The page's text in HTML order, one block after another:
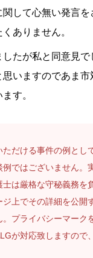
して心無い発言を
ありません。
たが私と同意見で
いますのであま市
す。
ただける事件の例とし
例ではございません。
は厳格な守秘義務を
ジ上でその詳細を公開
。プライバシーマーク
が対応致しますので